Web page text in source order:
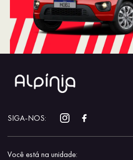
SIGA-NOS:
Você está na unidade: